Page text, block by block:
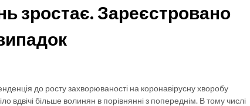
зростає. Зареєстровано
до росту захворюваності на коронавірусну хворобу
вдвічі більше волинян в порівнянні з попереднім. В тому числі